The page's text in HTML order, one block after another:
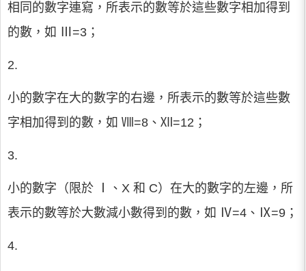
相同的數字連寫，所表示的數等於這些數字相加得到
的數，如 Ⅲ=3；
2.
小的數字在大的數字的右邊，所表示的數等於這些數
字相加得到的數，如 Ⅷ=8、Ⅻ=12；
3.
小的數字（限於 Ⅰ、X 和 C）在大的數字的左邊，所
表示的數等於大數減小數得到的數，如 Ⅳ=4、Ⅸ=9；
4.